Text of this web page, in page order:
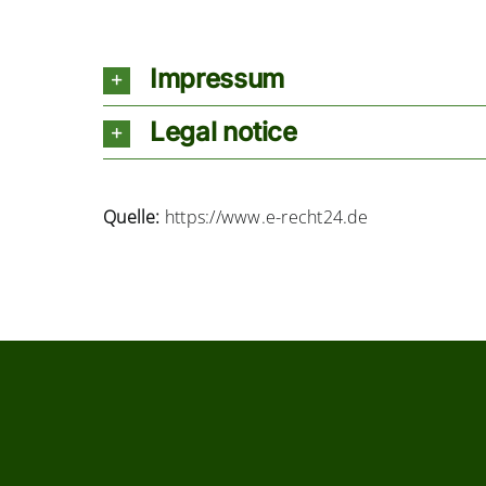
Impressum
Legal notice
Quelle: https://www.e-recht24.de